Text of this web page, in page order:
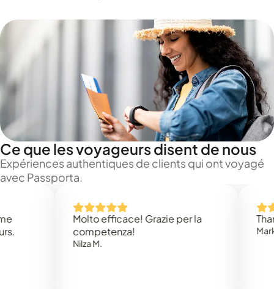
Ce que les voyageurs disent de nous
Expériences authentiques de clients qui ont voyagé
avec Passporta.
Molto efficace! Grazie per la
competenza!
Thank